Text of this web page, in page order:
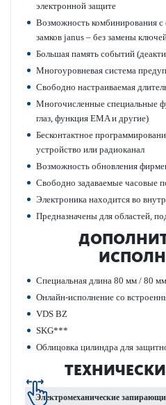
электронной защите
Возможность комб­инирования
замков janus – без замены
Большая память событий
Многоур­овневая сис­тема
Свободно наст­раиваемая
Многочис­ленные специальные
глаз, функция EMA и другие)
Бес­к­онтактное
устройство или радио­к­анал
Возможность обнов­ления
Свободно задаваемые часовые
Электроника нахо­дится во
Предн­азн­ачены для обла­стей,
Специальная длина 80 мм / 80 мм
Онлайн-исполнение со
VDS BZ
SKG***
Облицовка цилиндра для
Электромеханические